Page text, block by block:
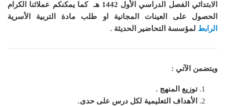
الابتدائي الفصل الدراسي الأول 1442 هـ
كما يمكنكم عملائنا الكرام
الحصول على العينات المجانية او طلب مادة التربية الأسرية
الرابط لمؤسسة التحاضير الحديثة .
ويتضمن الآتي :
توزيع المنهج .
الأهداف التعليمية لكل درس على حدى.